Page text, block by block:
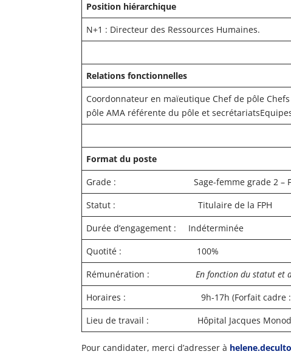
Position hiérarchique
N+1 : Directeur des Ressources Humaines.
Relations fonctionnelles
Coordonnateur en maïeutique Chef de pôle
pôle AMA référente du pôle et
Format du poste
Grade : Sage-femme grade 2 –
Statut : Titulaire de la FPH
Durée d’engagement : Indéterminée
Quotité : 100%
Rémunération :En fonction du statut et
Horaires : 9h-17h (Forfait cadre : 39h
Lieu de travail : Hôpital Jacques Monod
Pour candidater, merci d’adresser à